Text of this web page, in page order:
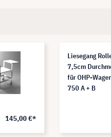
145,00 €*
Liesegang
7,5cm
für OHP-
750 A + B